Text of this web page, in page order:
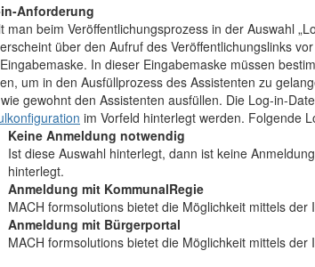
Anforderung
man beim Veröffentlichungsprozess in der Auswahl
über den Aufruf des Veröffentlichungslinks
In dieser Eingabemaske müssen
um in den Ausfüllprozess des Assistenten zu
gewohnt den Assistenten ausfüllen. Die Log-in-
im Vorfeld hinterlegt werden. Folgende
Keine Anmeldung notwendig
Ist diese Auswahl hinterlegt, dann ist keine
hinterlegt.
Anmeldung mit KommunalRegie
MACH formsolutions bietet die Möglichkeit mittels
Anmeldung mit Bürgerportal
MACH formsolutions bietet die Möglichkeit mittels